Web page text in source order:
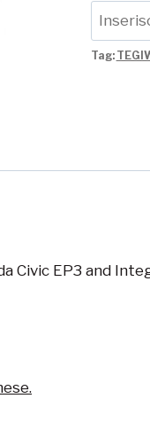
Tag:
Civic EP3 and